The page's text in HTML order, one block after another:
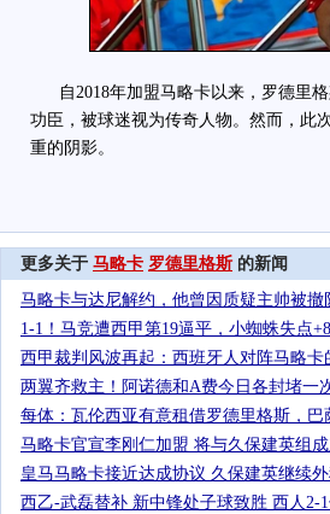
自2018年加盟马略卡以来，罗德里格
功臣，被球迷视为传奇人物。然而，此
重的阴影。
更多关于 马略卡 罗德里格斯 的新闻
马略卡与达尼解约，他曾因质疑主帅被撤
1-1！马竞遭西甲第19逼平，小蜘蛛失点
西甲裁判风波再起：西班牙人对阵马略卡
两翼齐救主！阿诺德和A费今日各封堵一
每体：瓦伦西亚有意租借罗德里格斯，巴
马略卡官宣李刚仁加盟 将与久保建英组
皇马马略卡接近达成协议 久保建英继续
西乙-武磊替补 新中锋处子球致胜 西人2-